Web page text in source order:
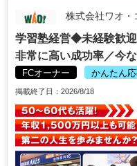
株式会社ワオ・
学習塾経営◆未経験歓
非常に高い成功率／今
FCオーナー かんたん
掲載終了日：2026/8/18